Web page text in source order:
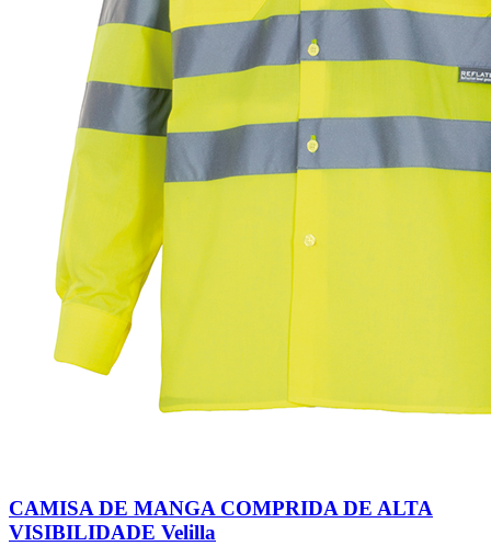
CAMISA DE MANGA COMPRIDA DE ALTA
VISIBILIDADE Velilla